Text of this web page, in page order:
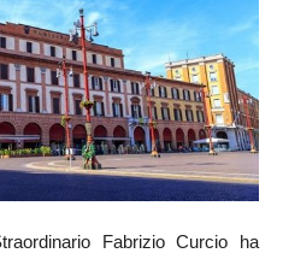
Fabrizio Curcio ha